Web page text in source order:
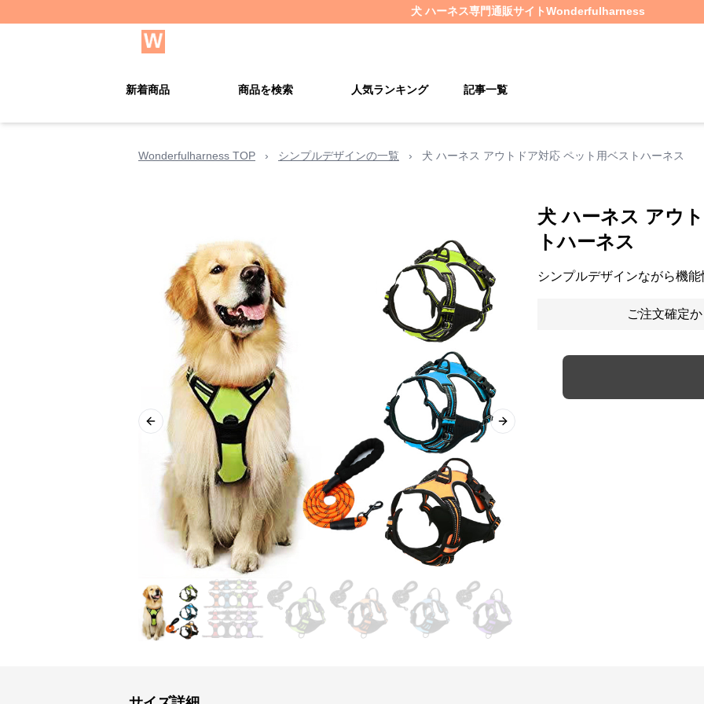
犬 ハーネス専門通販サイトWonderfulharness
新着商品 商品を検索 人気ランキング 記事一覧
Wonderfulharness TOP › シンプルデザインの一覧 › 犬 ハーネス アウトドア対応 ペット用ベストハーネス
Previous slide Next slide
犬 ハーネス アウ
トハーネス
シンプルデザインながら機
ご注文確定